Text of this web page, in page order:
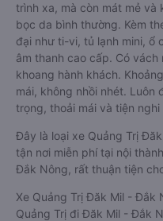
trình xa, mà còn mát mẻ và
bọc da bình thường. Kèm
đại như ti-vi, tủ lạnh mini, ổ
âm thanh cao cấp. Có
khoang hành khách.
mái, không nhồi nhét. Luôn
trọng, thoải mái và tiện
Đây là loại xe Quảng Trị
tận nơi miễn phí tại nội
Đắk Nông, rất thuận tiện
Xe Quảng Trị Đăk Mil - Đắk
Quảng Trị đi Đăk Mil - Đắk